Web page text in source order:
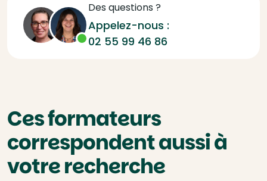
Des questions ?
Appelez-nous :
02 55 99 46 86
Ces formateurs
correspondent aussi à
votre recherche